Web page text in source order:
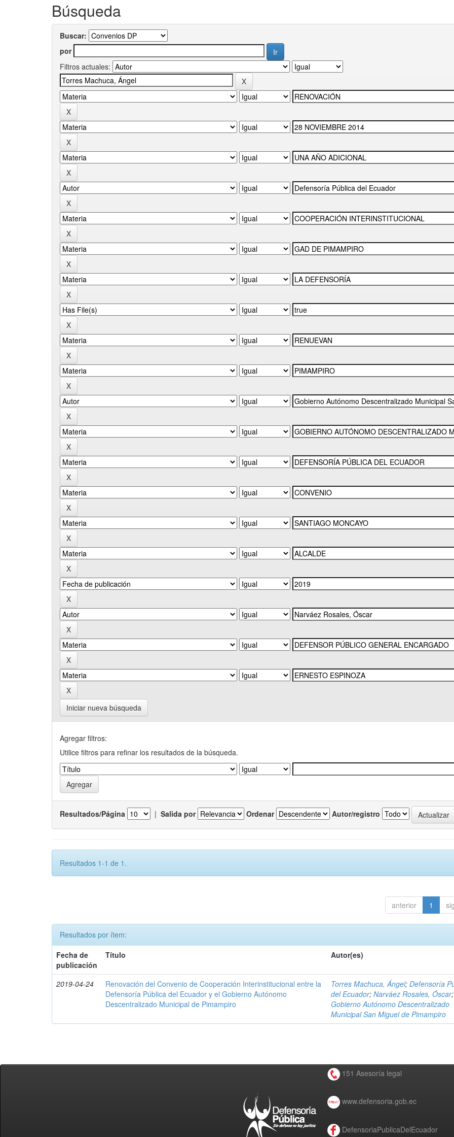
Búsqueda
Buscar:
por
Filtros actuales:
Iniciar nueva búsqueda
Agregar filtros:
Utilice filtros para refinar los resultados de la búsqueda.
Resultados/Página | Salida por Ordenar Autor/registro
Resultados 1-1 de 1.
anterior 1
Resultados por ítem:
Fecha de
publicación
Título Autor(es)
2019-04-24
Renovación del Convenio de Cooperación Interinstitucional entre la
Defensoría Pública del Ecuador y el Gobierno Autónomo
Descentralizado Municipal de Pimampiro
Torres Machuca, Ángel;Defensoría
del Ecuador;Narváez Rosales, Óscar;
Gobierno Autónomo Descentralizado
Municipal San Miguel de Pimampiro
151 Asesoría legal
www.defensoria.gob.ec
DefensoriaPublicaDelEcuador